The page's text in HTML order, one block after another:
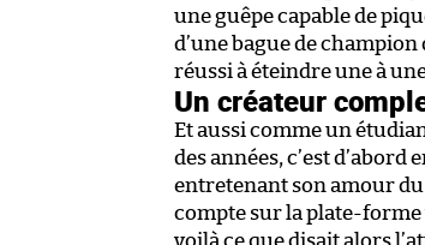
une guêpe capable de
d’une bague de champion
réussi à éteindre une à
Un créateur
Et aussi comme un
des années, c’est d’abord
entretenant son amour
compte sur la plate-forme
voilà ce que disait alors